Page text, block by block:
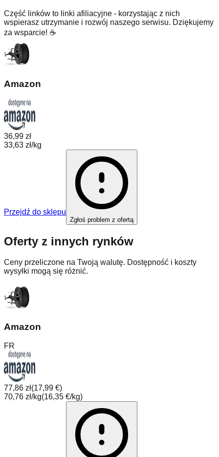
Część linków to linki afiliacyjne - korzystając z nich
wspierasz utrzymanie i rozwój naszego serwisu. Dziękujemy
za wsparcie! ☕
Amazon
36,99 zł
33,63 zł/kg
Przejdź do sklepu
Zgłoś problem z ofertą
Oferty z innych rynków
Ceny przeliczone na Twoją walutę. Dostępność i koszty
wysyłki mogą się różnić.
Amazon
FR
77,86 zł(17,99 €)
70,76 zł/kg(16,35 €/kg)